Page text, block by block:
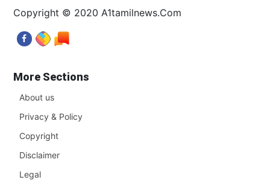
Copyright © 2020 A1tamilnews.Com
More Sections
About us
Privacy & Policy
Copyright
Disclaimer
Legal